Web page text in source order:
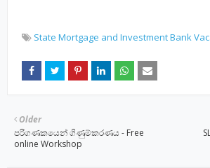
State Mortgage and Investment Bank
Older
පරිගණකයෙන් ගිණුම්කරණය - Free
online Workshop